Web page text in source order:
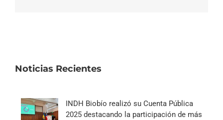
Noticias Recientes
INDH Biobío realizó su Cuenta Pública
2025 destacando la participación de más